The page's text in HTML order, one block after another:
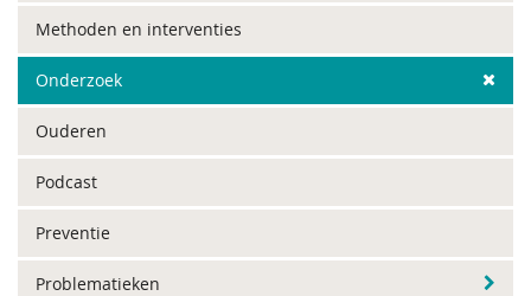
Methoden en interventies
Onderzoek
Ouderen
Podcast
Preventie
Problematieken